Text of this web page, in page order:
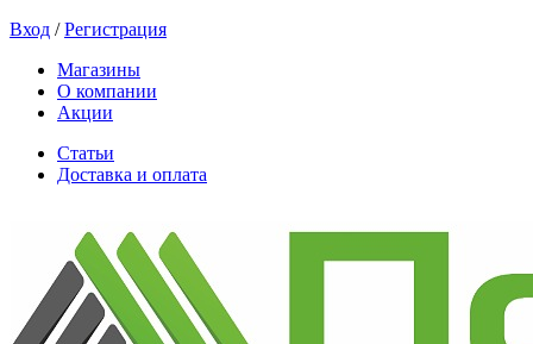
Вход /Регистрация
Магазины
О компании
Акции
Статьи
Доставка и оплата